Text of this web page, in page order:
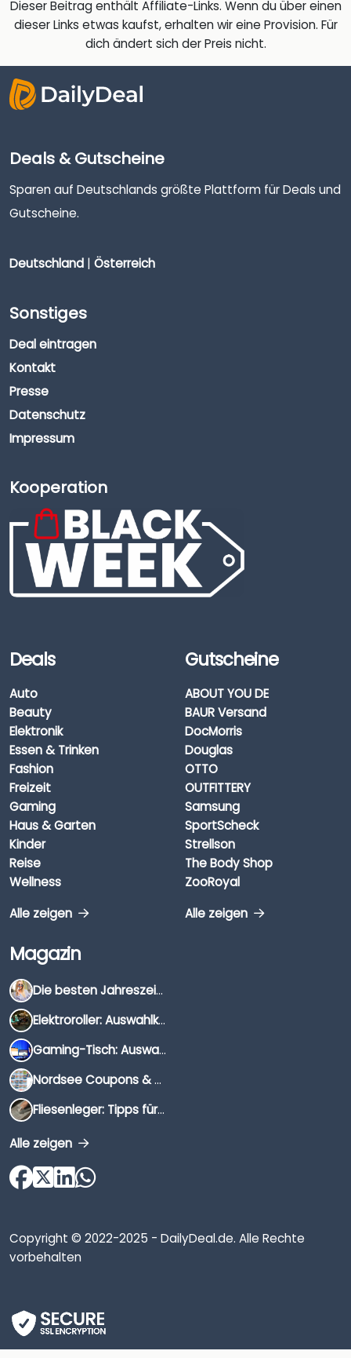
Dieser Beitrag enthält Affiliate-Links. Wenn du über einen
dieser Links etwas kaufst, erhalten wir eine Provision. Für
dich ändert sich der Preis nicht.
Deals & Gutscheine
Sparen auf Deutschlands größte Plattform für Deals und
Gutscheine.
Deutschland | Österreich
Sonstiges
Deal eintragen
Kontakt
Presse
Datenschutz
Impressum
Kooperation
Deals
Auto
Beauty
Elektronik
Essen & Trinken
Fashion
Freizeit
Gaming
Haus & Garten
Kinder
Reise
Wellness
Alle zeigen
Gutscheine
ABOUT YOU DE
BAUR Versand
DocMorris
Douglas
OTTO
OUTFITTERY
Samsung
SportScheck
Strellson
The Body Shop
ZooRoyal
Alle zeigen
Magazin
Die besten Jahreszeiten für Schnäppchenjäger
Elektroroller: Auswahlkriterien, Unterschiede & Tipps
Gaming-Tisch: Auswahlkriterien, Unterschiede & Tipps
Nordsee Coupons & Gutscheine 2026
Fliesenleger: Tipps für die Auswahl
Alle zeigen
Copyright © 2022-2025 - DailyDeal.de. Alle Rechte
vorbehalten